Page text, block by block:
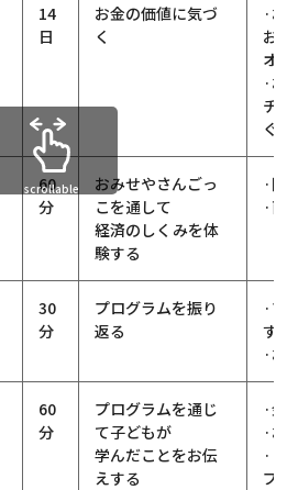
14
日
お金の価値に気づ
く
·お
お
オ
·お
チ
ぐ
60
分
おみせやさんごっ
こを通して
経済のしくみを体
験する
·限
·商
30
分
プログラムを振り
返る
·プ
す
·お
60
分
プログラムを通じ
て子どもが
学んだことをお伝
えする
·金
·お
·ご
プ
scrollable